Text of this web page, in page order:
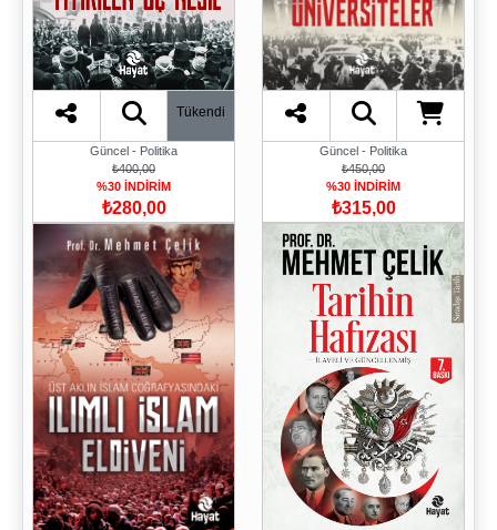
Tükendi
Güncel - Politika
₺400,00
%30 İNDİRİM
₺280,00
Güncel - Politika
₺450,00
%30 İNDİRİM
₺315,00